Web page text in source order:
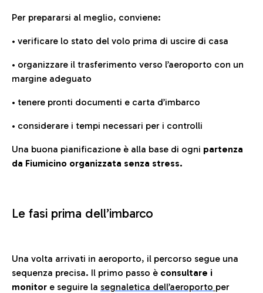
Per prepararsi al meglio, conviene:
• verificare lo stato del volo prima di uscire di casa
• organizzare il trasferimento verso l’aeroporto con un
margine adeguato
• tenere pronti documenti e carta d’imbarco
• considerare i tempi necessari per i controlli
Una buona pianificazione è alla base di ogni partenza
da Fiumicino organizzata senza stress.
Le fasi prima dell’imbarco
Una volta arrivati in aeroporto, il percorso segue una
sequenza precisa. Il primo passo è consultare i
monitor e seguire la segnaletica dell’aeroporto per